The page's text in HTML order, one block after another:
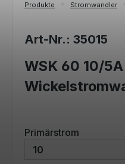
Produkte Stromwandler
Art-Nr.: 35015
WSK 60 10/
Primärstrom